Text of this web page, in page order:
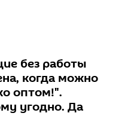
без работы
когда можно
оптом!".
угодно. Да